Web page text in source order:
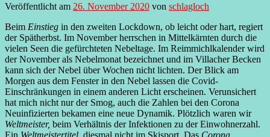
Veröffentlicht am 26. November 2020 von schlagloch
Beim Einstieg in den zweiten Lockdown, ob leicht oder hart, regiert
der Spätherbst. Im November herrschen in Mittelkärnten durch die
vielen Seen die gefürchteten Nebeltage. Im Reimmichlkalender wird
der November als Nebelmonat bezeichnet und im Villacher Becken
kann sich der Nebel über Wochen nicht lichten. Der Blick am
Morgen aus dem Fenster in den Nebel lassen die Covid-
Einschränkungen in einem anderen Licht erscheinen. Verunsichert
hat mich nicht nur der Smog, auch die Zahlen bei den Corona
Neuinfizierten bekamen eine neue Dynamik. Plötzlich waren wir
Weltmeister, beim Verhältnis der Infektionen zu der Einwohnerzahl.
Ein Weltmeistertitel, diesmal nicht im Skisport. Das Corona